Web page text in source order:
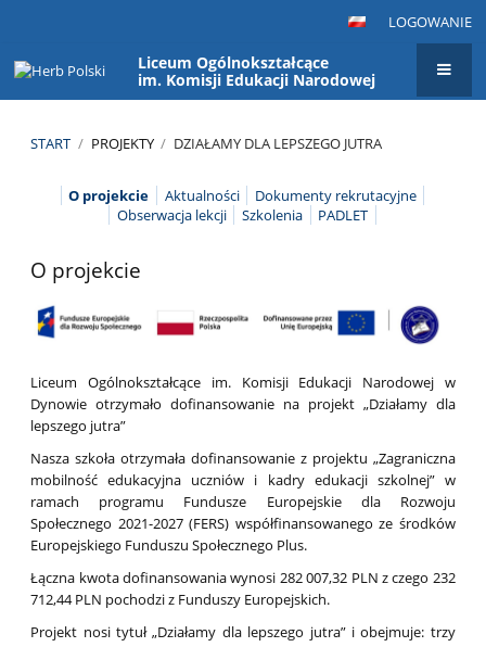
LOGOWANIE
Liceum Ogólnokształcące
im. Komisji Edukacji Narodowej
START / PROJEKTY / DZIAŁAMY DLA LEPSZEGO JUTRA
Działamy
jutra
O projekcie Aktualności
Dokumenty rekrutacyjne
Obserwacja lekcji
Szkolenia PADLET
O projekcie
Liceum Ogólnokształcące im. Komisji Edukacji Narodowej w
Dynowie otrzymało dofinansowanie na projekt „Działamy dla
lepszego jutra”
Nasza szkoła otrzymała dofinansowanie z projektu „Zagraniczna
mobilność edukacyjna uczniów i kadry edukacji szkolnej” w
ramach programu Fundusze Europejskie dla Rozwoju
Społecznego 2021-2027 (FERS) współfinansowanego ze środków
Europejskiego Funduszu Społecznego Plus.
Łączna kwota dofinansowania wynosi 282 007,32 PLN z czego 232
712,44 PLN pochodzi z Funduszy Europejskich.
Projekt nosi tytuł „Działamy dla lepszego jutra” i obejmuje: trzy